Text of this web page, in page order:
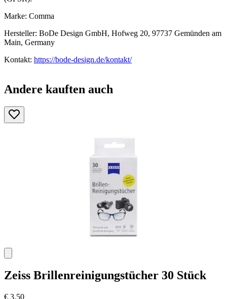
Marke: Comma
Hersteller: BoDe Design GmbH, Hofweg 20, 97737 Gemünden am
Main, Germany
Kontakt: https://bode-design.de/kontakt/
Andere kauften auch
Zeiss Brillenreinigungstücher 30 Stück
€ 3,50